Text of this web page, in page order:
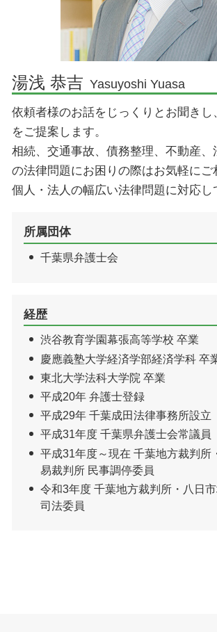
企業法務 資格
契約 法務
顧問弁護士 メリット
成田市 企業法務 弁護士
成田市 離婚 弁護士
印西市 債務整理 弁護士
印西市 不動産 弁護士
成田市 刑事事件 弁護士
成田市 債務整理 弁護士
湯浅 恭吉 Yasuyoshi Yuasa
依頼者様のお話をじっくりとお聞きし
をご提案します。
相続、交通事故、債務整理、不動産、
の法律問題にお困りの際はお気軽にご
個人・法人の幅広い法律問題に対応し
所属団体
千葉県弁護士会
経歴
渋谷教育学園幕張高等学校 卒業
慶應義塾大学経済学部経済学科 卒
東北大学法科大学院 卒業
平成20年 弁護士登録
平成29年 千葉成田法律事務所設立
平成31年度 千葉県弁護士会常議員
平成31年度～現在 千葉地方裁判所
易裁判所 民事調停委員
令和3年度 千葉地方裁判所・八日
司法委員